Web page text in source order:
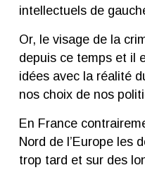
intellectuels de
Or, le visage de la
depuis ce temps et il
idées avec la réalité
nos choix de nos
En France
Nord de l’Europe les
trop tard et sur des